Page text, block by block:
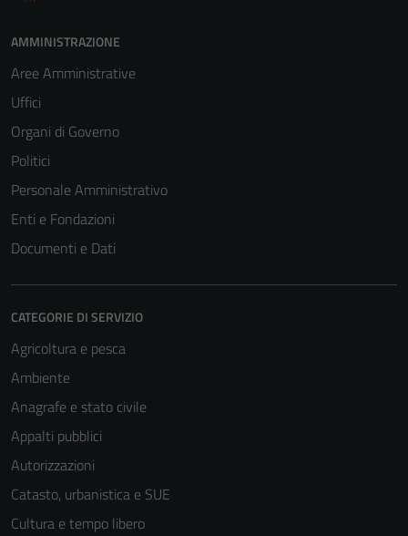
AMMINISTRAZIONE
Aree Amministrative
Uffici
Organi di Governo
Politici
Personale Amministrativo
Enti e Fondazioni
Documenti e Dati
CATEGORIE DI SERVIZIO
Agricoltura e pesca
Ambiente
Anagrafe e stato civile
Appalti pubblici
Autorizzazioni
Catasto, urbanistica e SUE
Cultura e tempo libero